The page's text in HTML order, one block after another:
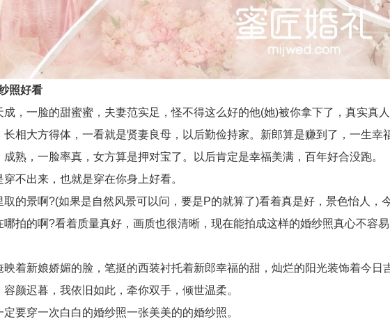
照好看
一脸的甜蜜蜜，夫妻范实足，怪不得这么好的他(她)被你拿下了，真实真人
大方得体，一看就是贤妻良母，以后勤俭持家。新郎算是赚到了，一生幸
，一脸率真，女方算是押对宝了。以后肯定是幸福美满，百年好合没跑。
出来，也就是穿在你身上好看。
景啊?(如果是自然风景可以问，要是P的就算了)看着真是好，景色怡人，
的啊?看着质量真好，画质也很清晰，现在能拍成这样的婚纱照真心不容
新娘娇媚的脸，笔挺的西装衬托着新郎幸福的甜，灿烂的阳光装饰着今日
迟暮，我依旧如此，牵你双手，倾世温柔。
穿一次白白的婚纱照一张美美的的婚纱照。